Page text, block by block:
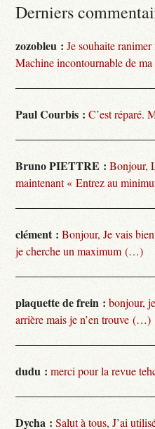
Derniers
zozobleu : Je souhaite
Machine incontournable de
Paul Courbis : C’est réparé.
Bruno PIETTRE : Bonjour,
maintenant « Entrez au
clément : Bonjour, Je vais
je cherche un maximum (…)
plaquette de frein : bonjour,
arrière mais je n’en trouve (…)
dudu : merci pour la revue
Dycha : Salut à tous, J’ai